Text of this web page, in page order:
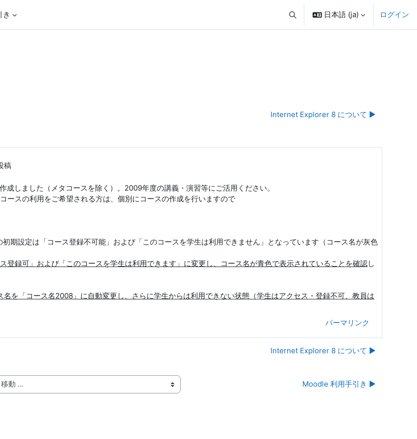
き 検索入力に切り替える
日本語 ‎(ja)‎ ログイン
Internet Explorer 8 について ▶︎
稿
しました（メタコースを除く）。2009年度の講義・演習等にご活用ください。
ースの利用をご希望される方は、個別にコースの作成を行いますので
期設定は「コース登録不可能」および「このコースを学生は利用できません」となっています（コース名が灰色
登録可」および「このコースを学生は利用できます」に変更し、コース名が青色で表示されていることを確認し
名を「コース名2008」に自動変更し、さらに学生からは利用できない状態（学生はアクセス・登録不可、教員は
パーマリンク
Internet Explorer 8 について ▶︎
... Moodle 利用手引き ▶︎